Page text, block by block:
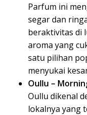
Parfum ini
segar dan
beraktivitas di
aroma yang
satu pilihan
menyukai
Oullu –
Oullu dikenal
lokalnya yang